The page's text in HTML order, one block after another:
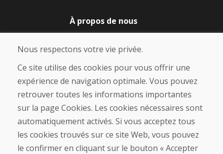
À propos de nous
Blog
À propos de nous
Contact
Achat
Boutique en ligne
Expédition et paiement
Procédure de réclamation
Politique de retour et d’échange
Nous respectons votre vie privée.
Ce site utilise des cookies pour vous offrir une
expérience de navigation optimale. Vous pouvez
retrouver toutes les informations importantes
sur la page Cookies. Les cookies nécessaires sont
automatiquement activés. Si vous acceptez tous
les cookies trouvés sur ce site Web, vous pouvez
le confirmer en cliquant sur le bouton « Accepter